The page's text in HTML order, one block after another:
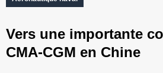
Vers une importante
CMA-CGM en Chine